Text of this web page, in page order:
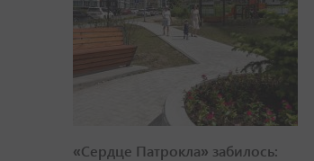
«Сердце Патрокла» забилось: